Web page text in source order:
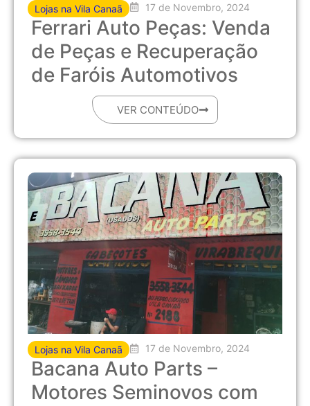
Lojas na Vila Canaã 17 de Novembro, 2024
Ferrari Auto Peças: Venda
de Peças e Recuperação
de Faróis Automotivos
VER CONTEÚDO
Lojas na Vila Canaã 17 de Novembro, 2024
Bacana Auto Parts –
Motores Seminovos com